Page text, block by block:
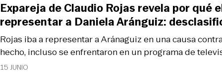
15 JUNIO
Rojas iba a representar a Aránaguiz en una causa
hecho, incluso se enfrentaron en un programa de
Expareja de Claudio Rojas revela por qué
representar a Daniela Aránguiz: